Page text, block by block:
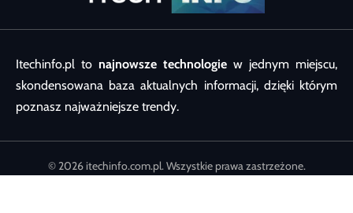
Itechinfo.pl to najnowsze technologie w jednym miejscu,
skondensowana baza aktualnych informacji, dzięki którym
poznasz najważniejsze trendy.
© 2026 itechinfo.com.pl. Wszystkie prawa zastrzeżone.